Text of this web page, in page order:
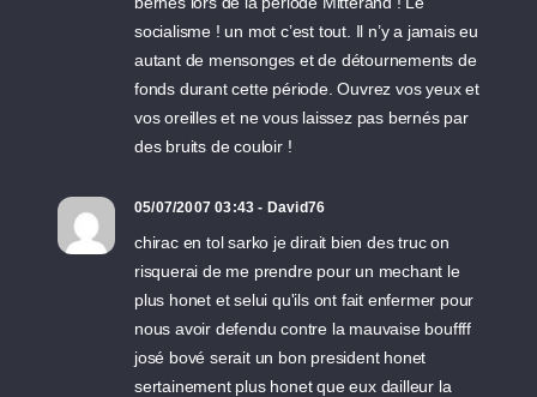
socialisme ! un mot c’est tout. Il n’y a jamais eu
autant de mensonges et de détournements de
fonds durant cette période. Ouvrez vos yeux et
vos oreilles et ne vous laissez pas bernés par
des bruits de couloir !
05/07/2007 03:43 - David76
chirac en tol sarko je dirait bien des truc on
risquerai de me prendre pour un mechant le
plus honet et selui qu'ils ont fait enfermer pour
nous avoir defendu contre la mauvaise bouffff
josé bové serait un bon president honet
sertainement plus honet que eux dailleur la